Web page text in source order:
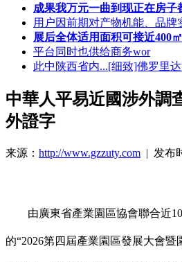
成果我万元一曲到现正在房子
用户因前期对产物机能、品牌
展后全体适用面积可接近400
平台同时也供给商务wor
此中陕西省内...[细致]佛罗里
中華人平易近國涉外調
外證字
来源： http://www.gzzuty.com | 发布
由廣東省產業園區協會聯合近
的“2026第四屆產業園區發展大會暨